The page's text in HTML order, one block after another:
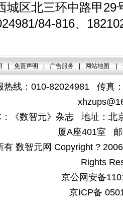
区北三环中路甲29
84-816、
免责声明 广告服务 网站地图
热线：010-82024981 传真
《数智元》杂志 地址：北
厦A座401室
有 数智元网 Copyright ?
Rights
京公网安备
京ICP备